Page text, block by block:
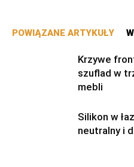
POWIĄZANE ARTYKUŁY
Krzywe
szuflad w
mebli
Silikon w
neutralny i